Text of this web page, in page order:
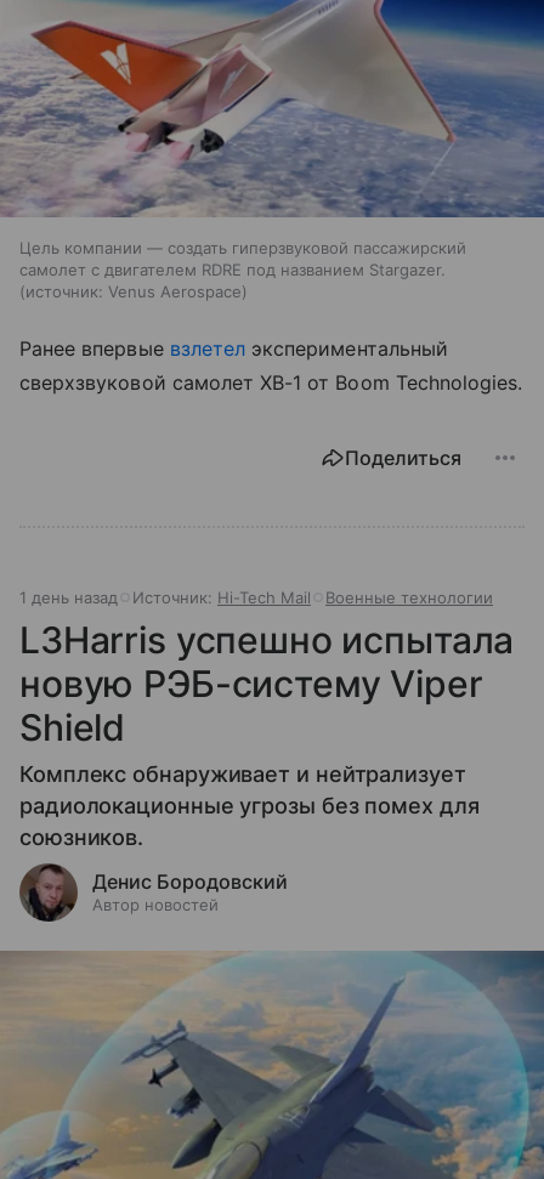
Цель компании — создать гиперзвуковой пассажирский
самолет с двигателем RDRE под названием Stargazer.
источник: Venus Aerospace
Ранее впервые взлетел экспериментальный
сверхзвуковой самолет XB-1 от Boom Technologies.
Поделиться
1 день назад Источник: Hi-Tech Mail Военные технологии
L3Harris успешно испытала
новую РЭБ-систему Viper
Shield
Комплекс обнаруживает и нейтрализует
радиолокационные угрозы без помех для
союзников.
Денис Бородовский
Автор новостей